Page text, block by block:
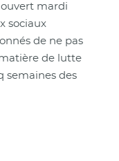
ouvert mardi
sociaux
de ne pas
de lutte
semaines des